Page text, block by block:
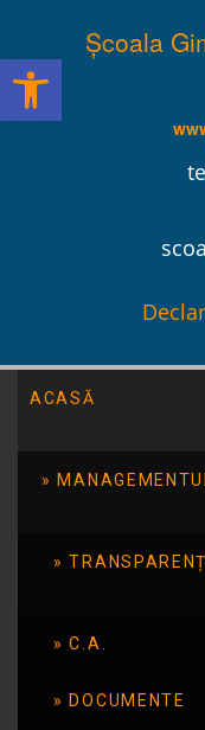
Școala
ACASĂ
C.A.
DOCUMENTE
Perioada:
Deschide bara de unelte